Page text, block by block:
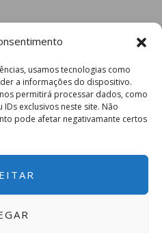
usamos tecnologias como
a informações do dispositivo.
permitirá processar dados, como
exclusivos neste site. Não
pode afetar negativamante certos